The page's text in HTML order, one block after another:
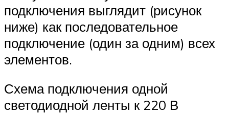
подключения выглядит (рисунок
ниже) как последовательное
подключение (один за одним) всех
элементов.
Схема подключения одной
светодиодной ленты к 220 В